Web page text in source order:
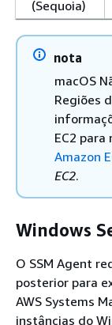
(Sequoia)
nota
macOS
Regiões
EC2 para
Amazon
EC2.
Windows
O SSM Agent
posterior para
AWS Systems
instâncias do